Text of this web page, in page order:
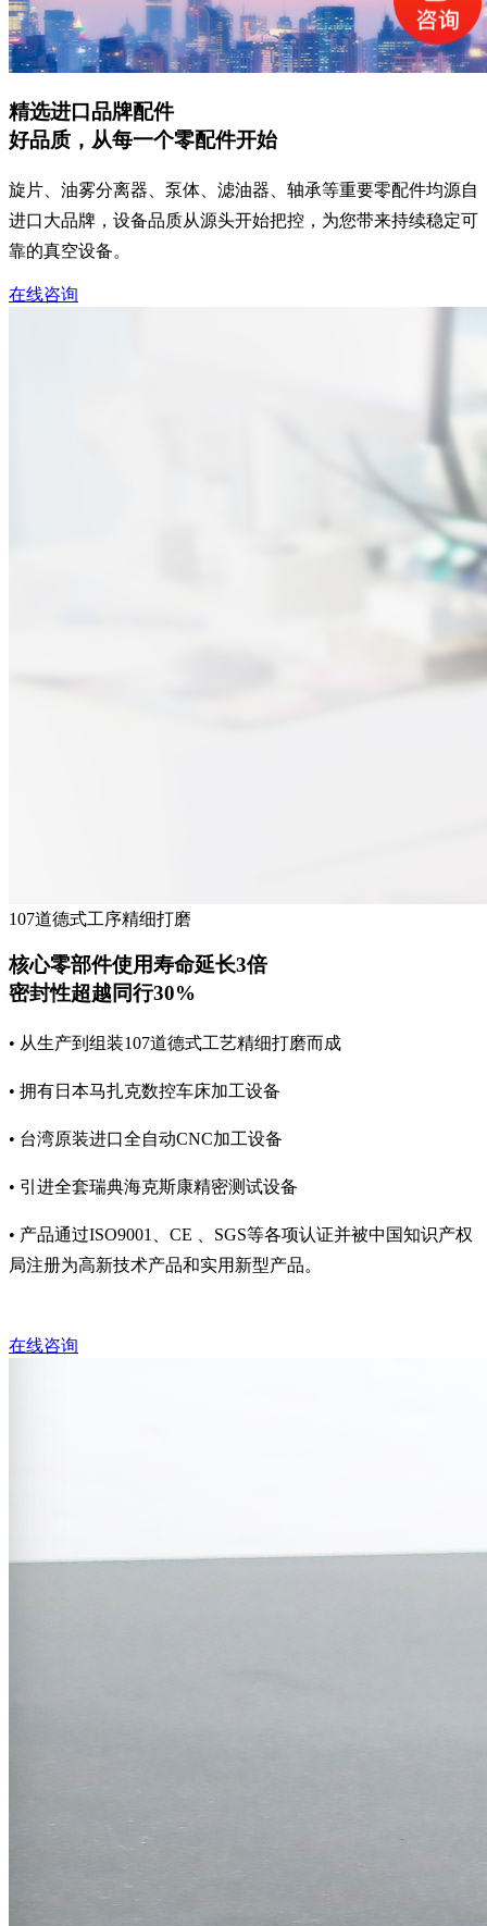
精选进口品牌配件
好品质，从每一个零配件开始
旋片、油雾分离器、泵体、滤油器、轴承等重要零配件均源自
进口大品牌，设备品质从源头开始把控，为您带来持续稳定可
靠的真空设备。
在线咨询
107道德式工序精细打磨
核心零部件使用寿命延长3倍
密封性超越同行30%
• 从生产到组装107道德式工艺精细打磨而成
• 拥有日本马扎克数控车床加工设备
• 台湾原装进口全自动CNC加工设备
• 引进全套瑞典海克斯康精密测试设备
• 产品通过ISO9001、CE 、SGS等各项认证并被中国知识产权
局注册为高新技术产品和实用新型产品。
在线咨询